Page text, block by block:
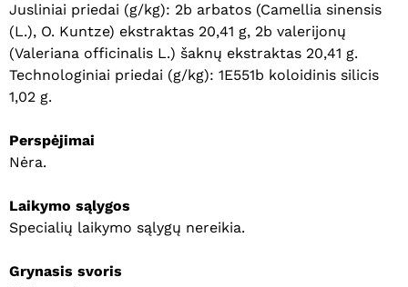
Jusliniai priedai (g/kg): 2b arbatos (Camellia sinensis
(L.), O. Kuntze) ekstraktas 20,41 g, 2b valerijonų
(Valeriana officinalis L.) šaknų ekstraktas 20,41 g.
Technologiniai priedai (g/kg): 1E551b koloidinis silicis
1,02 g.
Perspėjimai
Nėra.
Laikymo sąlygos
Specialių laikymo sąlygų nereikia.
Grynasis svoris